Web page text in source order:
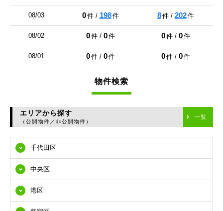
08/03 0件 / 198件 8件 / 202件
08/02 0件 / 0件 0件 / 0件
08/01 0件 / 0件 0件 / 0件
物件検索
エリアから探す
（公開物件／非公開物件）
一覧
千代田区
中央区
港区